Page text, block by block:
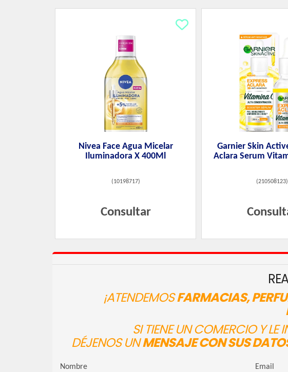
Nivea Face Agua Micelar
Iluminadora X 400Ml
(10198717)
Consultar
Garnier Skin
Aclara Serum
(210508123)
¡ATENDEMOSFARMACIAS,
SI TIENE UN COMERCIO Y LE
DÉJENOS UNMENSAJE CON SUS
Nombre Email